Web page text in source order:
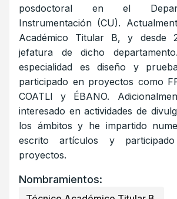
posdoctoral en el
Instrumentación (CU).
Académico Titular B, y desde
jefatura de dicho
especialidad es diseño y
participado en proyectos como
COATLI y ÉBANO.
interesado en actividades de
los ámbitos y he impartido
escrito artículos y
proyectos.
Nombramientos: